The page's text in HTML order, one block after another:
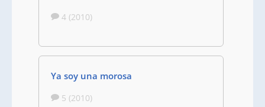
4 (2010)
Ya soy una morosa
5 (2010)